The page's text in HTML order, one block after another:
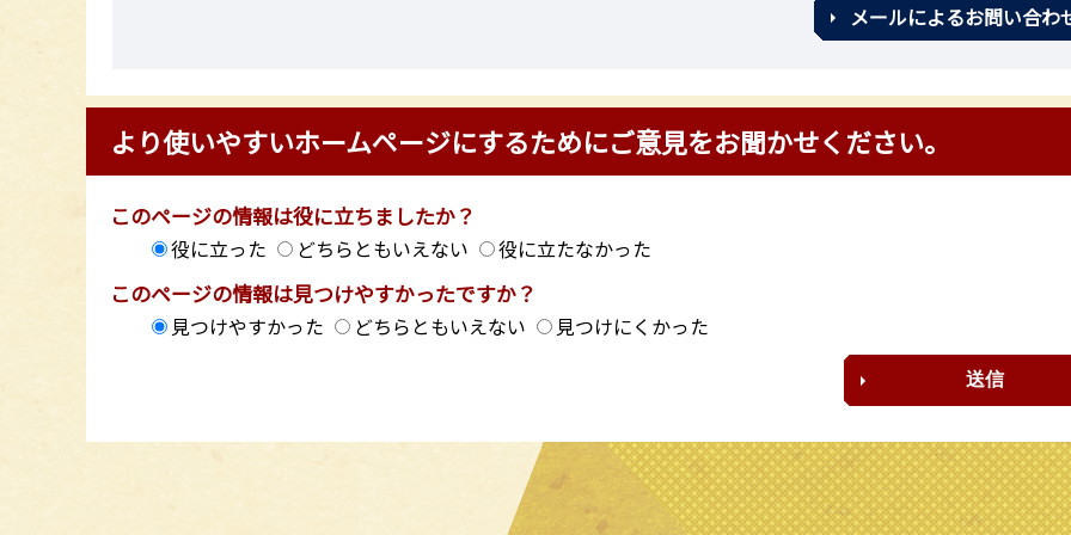
メールによるお問い合わ
より使いやすいホームページにするためにご意見をお聞かせください。
このページの情報は役に立ちましたか？
役に立った どちらともいえない 役に立たなかった
このページの情報は見つけやすかったですか？
見つけやすかった どちらともいえない 見つけにくかった